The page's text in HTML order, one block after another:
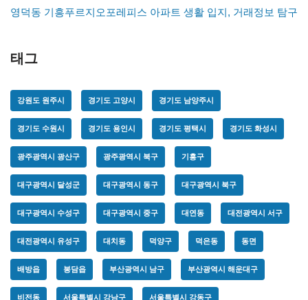
영덕동 기흥푸르지오포레피스 아파트 생활 입지, 거래정보 탐구
태그
강원도 원주시 경기도 고양시 경기도 남양주시
경기도 수원시 경기도 용인시 경기도 평택시 경기도 화성시
광주광역시 광산구 광주광역시 북구 기흥구
대구광역시 달성군 대구광역시 동구 대구광역시 북구
대구광역시 수성구 대구광역시 중구 대연동 대전광역시 서구
대전광역시 유성구 대치동 덕양구 덕은동 동면
배방읍 봉담읍 부산광역시 남구 부산광역시 해운대구
비전동 서울특별시 강남구 서울특별시 강동구